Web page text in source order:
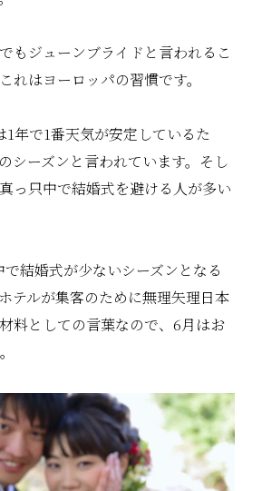
もジューンブライドと言われるこ
れはヨーロッパの習慣です。
1年で1番天気が安定しているた
シーズンと言われています。そし
っ只中で結婚式を避ける人が多い
で結婚式が少ないシーズンとなる
テルが集客のために無理矢理日本
料としての言葉なので、6月はお